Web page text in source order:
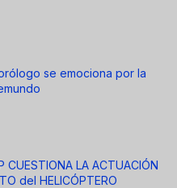
se emociona por la
CUESTIONA LA ACTUACIÓN
del HELICÓPTERO